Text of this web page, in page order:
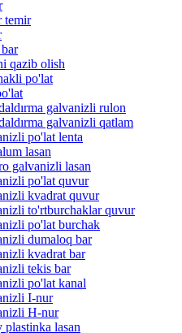
temir
qazib olish
po'lat
galvanizli rulon
galvanizli qatlam
po'lat lenta
lasan
galvanizli lasan
po'lat quvur
kvadrat quvur
to'rtburchaklar quvur
po'lat burchak
dumaloq bar
kvadrat bar
tekis bar
po'lat kanal
I-nur
H-nur
plastinka lasan